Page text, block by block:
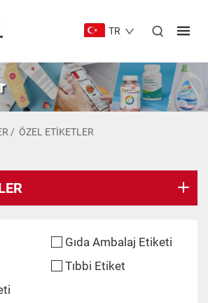
TR
/ ÖZEL ETIKETLER
Gıda Ambalaj Etiketi
Tıbbi Etiket